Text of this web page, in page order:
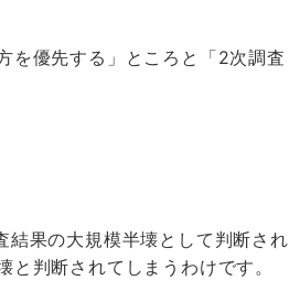
を優先する」ところと「2次調査
結果の大規模半壊として判断され
判断されてしまうわけです。